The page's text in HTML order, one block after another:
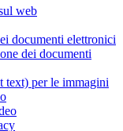
web
documenti elettronici
dei documenti
text) per le immagini